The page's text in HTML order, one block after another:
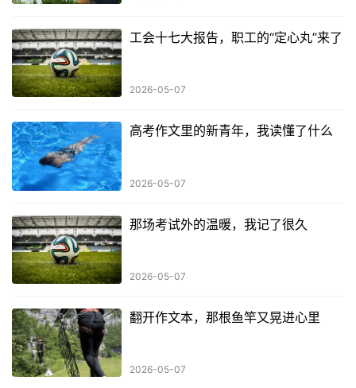
工会十七大报告，职工的“定心丸”来了
2026-05-07
高考作文里的新青年，我读懂了什么
2026-05-07
那场考试外的温暖，我记了很久
2026-05-07
翻开作文本，那根鱼竿又晃进心里
2026-05-07